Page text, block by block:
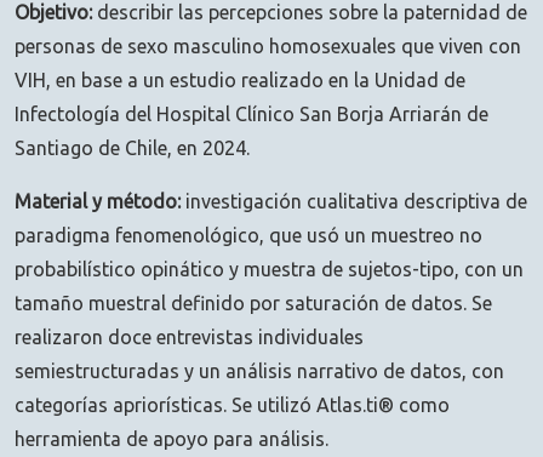
Objetivo: describir las percepciones sobre la paternidad de
personas de sexo masculino homosexuales que viven con
VIH, en base a un estudio realizado en la Unidad de
Infectología del Hospital Clínico San Borja Arriarán de
Santiago de Chile, en 2024.
Material y método: investigación cualitativa descriptiva de
paradigma fenomenológico, que usó un muestreo no
probabilístico opinático y muestra de sujetos-tipo, con un
tamaño muestral definido por saturación de datos. Se
realizaron doce entrevistas individuales
semiestructuradas y un análisis narrativo de datos, con
categorías apriorísticas. Se utilizó Atlas.ti® como
herramienta de apoyo para análisis.